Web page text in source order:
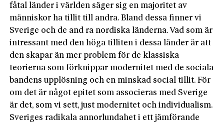
fåtal länder i världen säger sig en majoritet av
människor ha tillit till andra. Bland dessa finner vi
Sverige och de and ra nordiska länderna. Vad som är
intressant med den höga tilliten i dessa länder är att
den skapar än mer problem för de klassiska
teorierna som förknippar modernitet med de sociala
bandens upplösning och en minskad social tillit. För
om det är något epitet som associeras med Sverige
är det, som vi sett, just modernitet och individualism.
Sveriges radikala annorlundahet i ett jämförande